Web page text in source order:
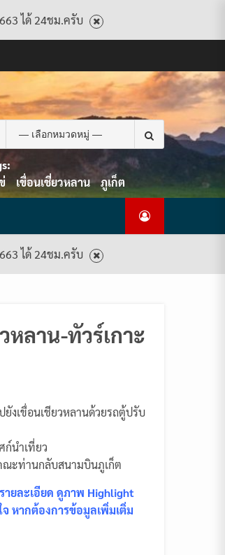
ได้ 24ชม.ครับ
US
ACCOUNT
POLICY
AND
CONDITIONS
แพ็คเกจ
ทัวร์
ทั้งหมด
ต้อนรับ
สู่
ไทย
กับ
เรา
ทัวร์
ทั้งหมด
Search
for:
เขื่อนเชี่ยวหลาน ภูเก็ต
ได้ 24ชม.ครับ
หลาน-ทัวร์เกาะ
งเขื่อนเชียวหลานด้วยรถตู้ปรับ
ก์นำเที่ยว
ณะท่านกลับสนามบินภูเก็ต
ายละเอียด ดูภาพ Highlight
หากต้องการข้อมูลเพิ่มเติ่ม